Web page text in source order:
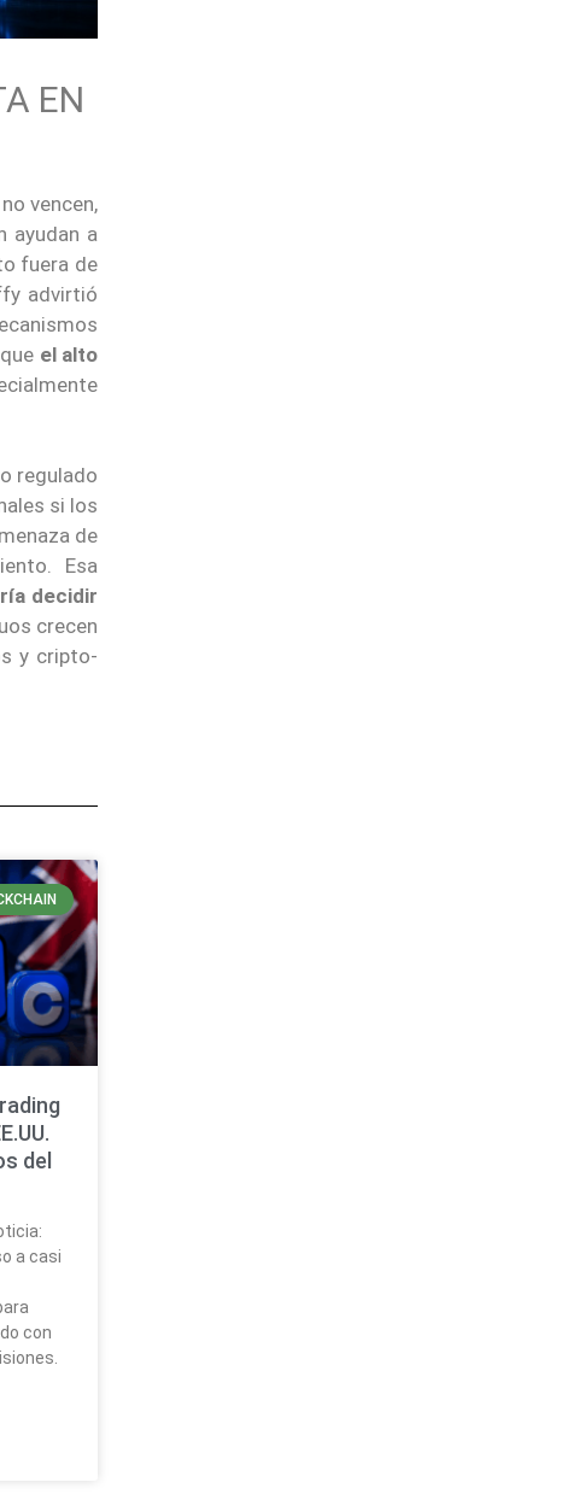
EN
vencen,
ayudan a
fuera de
advirtió
el alto
regulado
si los
de
Esa
decidir
crecen
y cripto-
del
a casi
con